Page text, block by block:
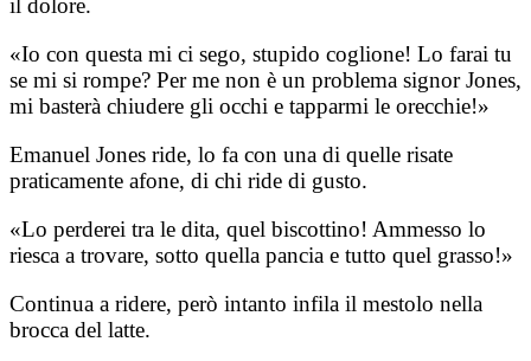
«Io con questa mi ci sego, stupido coglione! Lo farai tu
se mi si rompe? Per me non è un problema signor Jones,
mi basterà chiudere gli occhi e tapparmi le orecchie!»
Emanuel Jones ride, lo fa con una di quelle risate
praticamente afone, di chi ride di gusto.
«Lo perderei tra le dita, quel biscottino! Ammesso lo
riesca a trovare, sotto quella pancia e tutto quel grasso!»
Continua a ridere, però intanto infila il mestolo nella
brocca del latte.